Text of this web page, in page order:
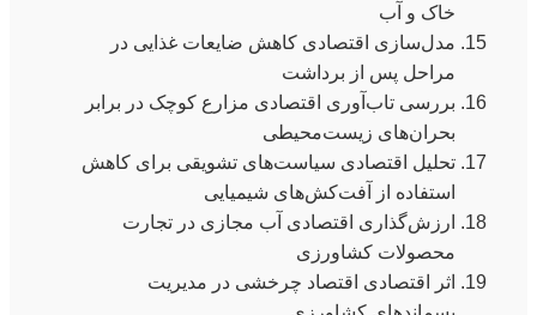
خاک و آب
مدل‌سازی اقتصادی کاهش ضایعات غذایی در
مراحل پس از برداشت
بررسی تاب‌آوری اقتصادی مزارع کوچک در برابر
بحران‌های زیست‌محیطی
تحلیل اقتصادی سیاست‌های تشویقی برای کاهش
استفاده از آفت‌کش‌های شیمیایی
ارزش‌گذاری اقتصادی آب مجازی در تجارت
محصولات کشاورزی
اثر اقتصادی اقتصاد چرخشی در مدیریت